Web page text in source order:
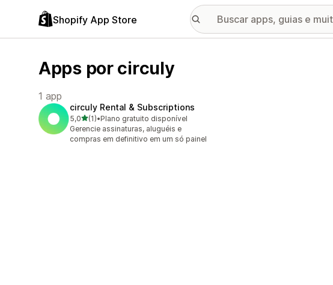
Shopify App Store
Apps por circuly
1 app
circuly Rental & Subscriptions
5,0de 5 estrelas
(1)
1 avaliações ao todo
•Plano gratuito disponível
Gerencie assinaturas, aluguéis e
compras em definitivo em um só painel